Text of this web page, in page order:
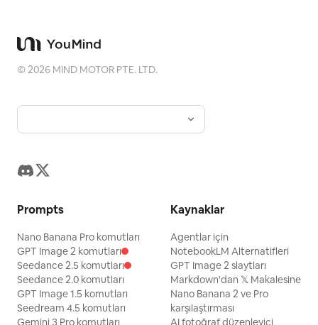
©2026 MIND MOTOR PTE. LTD.
Prompts
Nano Banana Pro komutları
GPT Image 2 komutları
Seedance 2.5 komutları
Seedance 2.0 komutları
GPT Image 1.5 komutları
Seedream 4.5 komutları
Gemini 3 Pro komutları
Kaynaklar
Agentlar için
NotebookLM Alternatifleri
GPT Image 2 slaytları
Markdown'dan 𝕏 Makalesine
Nano Banana 2 ve Pro
karşılaştırması
AI fotoğraf düzenleyici